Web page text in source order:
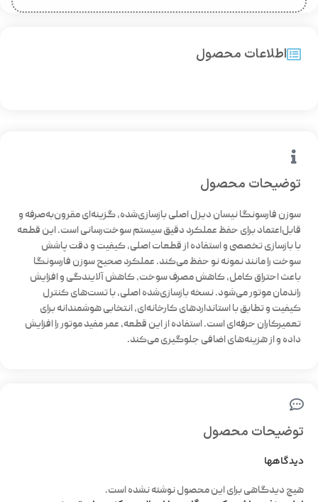
توضیحات محصول
سوزن فارسونگا نیسان دیزل اصلی بازسازی‌شده، گزینه‌ای مقرون‌به‌صرفه و
قابل‌اعتماد برای حفظ عملکرد دقیق سیستم سوخت‌رسانی است. این قطعه
با بازسازی تخصصی و استفاده از قطعات اصلی، کیفیت و دقت پاشش
سوخت را مانند نمونه نو حفظ می‌کند. عملکرد صحیح سوزن فارسونگا
باعث احتراق کامل، کاهش مصرف سوخت، کاهش آلایندگی و افزایش
راندمان موتور می‌شود. نسخه بازسازی‌شده اصلی، با تست‌های کنترل
کیفیت و تطابق با استانداردهای کارخانه‌ای، انتخابی هوشمندانه برای
تعمیرکاران حرفه‌ای است. استفاده از این قطعه، عمر مفید موتور را افزایش
داده و از هزینه‌های اضافی جلوگیری می‌کند.
اطلاعات محصول
توضیحات محصول
دیدگاهها
هیچ دیدگاهی برای این محصول نوشته نشده است.